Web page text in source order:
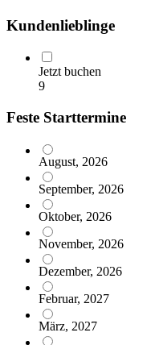
Kundenlieblinge
Jetzt buchen
9
Feste Starttermine
August, 2026
September, 2026
Oktober, 2026
November, 2026
Dezember, 2026
Februar, 2027
März, 2027